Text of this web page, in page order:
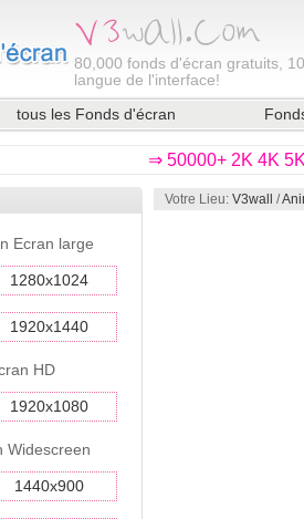
80,000 fonds d'écran gratuits,
langue de l'interface!
tous les Fonds d'écran
⇒ 50000+ 2K 4K
Ecran large
1280x1024
1920x1440
HD
1920x1080
Widescreen
1440x900
Votre Lieu: V3wall /